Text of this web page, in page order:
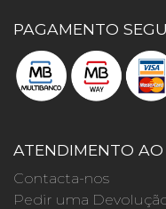
PAGAMENTO
ATENDIMENTO AO
Contacta-nos
Pedir uma